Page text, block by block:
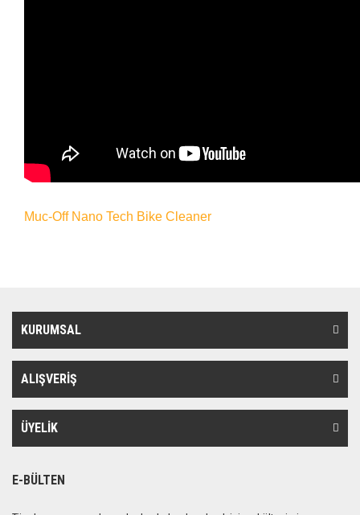
Muc-Off Nano Tech Bike Cleaner
KURUMSAL
ALIŞVERİŞ
ÜYELİK
E-BÜLTEN